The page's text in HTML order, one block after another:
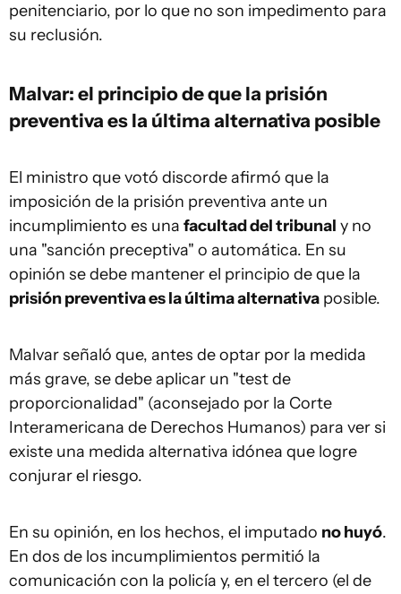
penitenciario, por lo que no son impedimento para
su reclusión.
Malvar: el principio de que la prisión
preventiva es la última alternativa posible
El ministro que votó discorde afirmó que la
imposición de la prisión preventiva ante un
incumplimiento es una facultad del tribunal y no
una "sanción preceptiva" o automática. En su
opinión se debe mantener el principio de que la
prisión preventiva es la última alternativa posible.
Malvar señaló que, antes de optar por la medida
más grave, se debe aplicar un "test de
proporcionalidad" (aconsejado por la Corte
Interamericana de Derechos Humanos) para ver si
existe una medida alternativa idónea que logre
conjurar el riesgo.
En su opinión, en los hechos, el imputado no huyó.
En dos de los incumplimientos permitió la
comunicación con la policía y, en el tercero (el de